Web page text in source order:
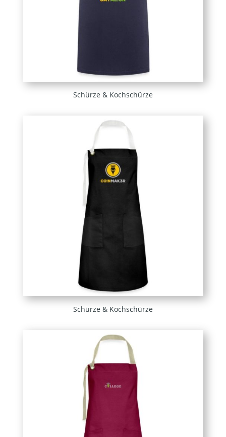
Schürze & Kochschürze
Schürze & Kochschürze